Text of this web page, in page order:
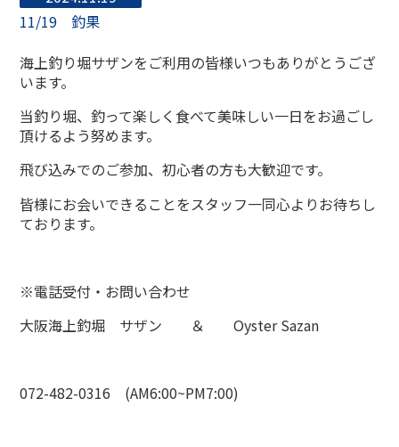
11/19 釣果
海上釣り堀サザンをご利用の皆様いつもありがとうござ
います。
当釣り堀、釣って楽しく食べて美味しい一日をお過ごし
頂けるよう努めます。
飛び込みでのご参加、初心者の方も大歓迎です。
皆様にお会いできることをスタッフ一同心よりお待ちし
ております。
※電話受付・お問い合わせ
大阪海上釣堀 サザン ＆ Oyster Sazan
072-482-0316 (AM6:00~PM7:00)